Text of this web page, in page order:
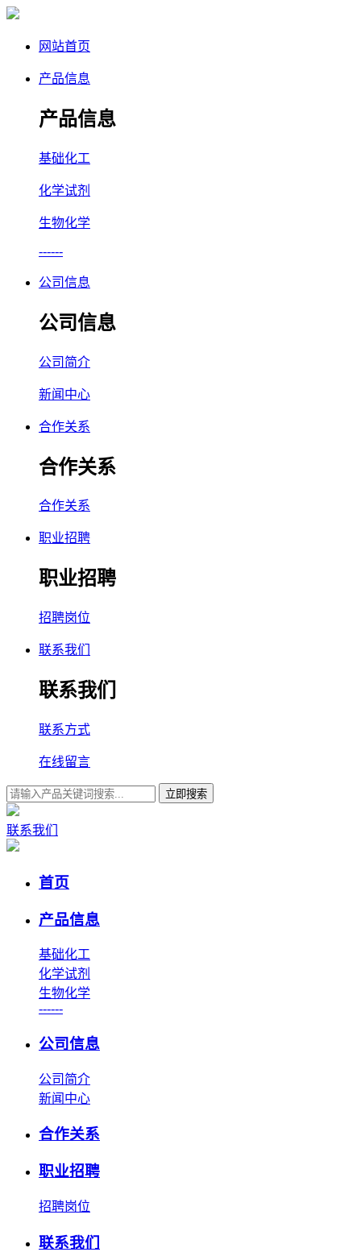
网站首页
产品信息
产品信息
基础化工
化学试剂
生物化学
------
公司信息
公司信息
公司简介
新闻中心
合作关系
合作关系
合作关系
职业招聘
职业招聘
招聘岗位
联系我们
联系我们
联系方式
在线留言
立即搜索
联系我们
首页
产品信息
基础化工
化学试剂
生物化学
------
公司信息
公司简介
新闻中心
合作关系
职业招聘
招聘岗位
联系我们